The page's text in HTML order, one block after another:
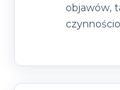
objawów,